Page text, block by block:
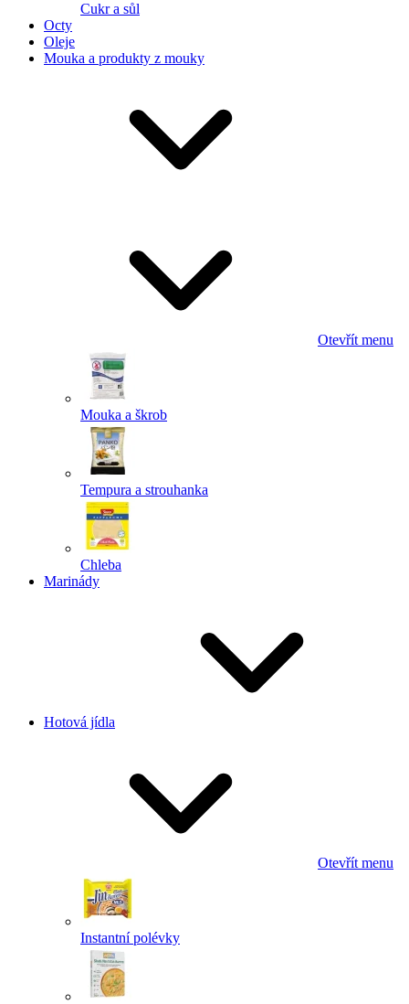
Cukr a sůl
Octy
Oleje
Mouka a produkty z mouky
Otevřít menu
Mouka a škrob
Tempura a strouhanka
Chleba
Marinády
Hotová jídla
Otevřít menu
Instantní polévky
Powered by chaterimo